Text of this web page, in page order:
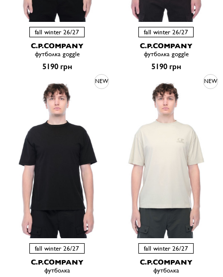
fall winter 26/27
C.P.COMPANY
футболка goggle
5190 грн
fall winter 26/27
C.P.COMPANY
футболка goggle
5190 грн
NEW
fall winter 26/27
C.P.COMPANY
футболка
NEW
fall winter 26/27
C.P.COMPANY
футболка